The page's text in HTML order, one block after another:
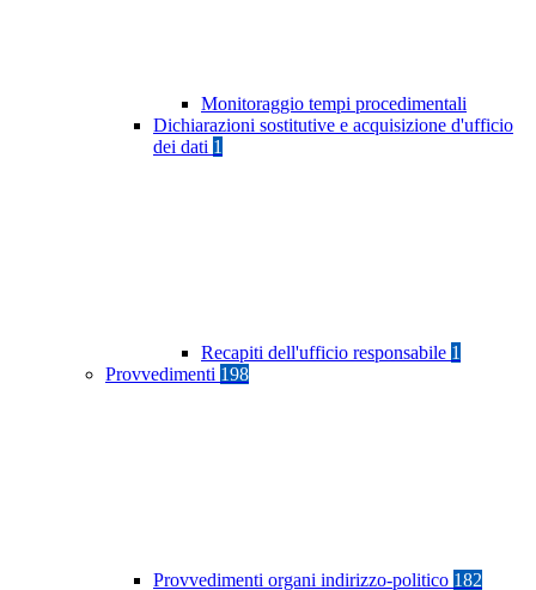
Monitoraggio tempi procedimentali
Dichiarazioni sostitutive e acquisizione d'ufficio
dei dati 1
Recapiti dell'ufficio responsabile 1
Provvedimenti 198
Provvedimenti organi indirizzo-politico 182